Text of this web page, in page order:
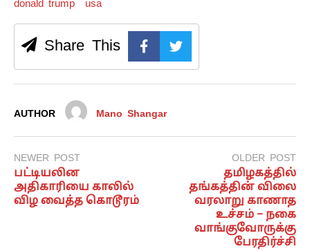
donald trump usa
Share This
AUTHOR Mano Shangar
NEWER POST
பட்டியலின
அதிகாரியை காலில்
விழ வைத்த கொடூரம்
OLDER POST
தமிழகத்தில்
தங்கத்தின் விலை
வரலாறு காணாத
உச்சம் – நகை
வாங்குவோருக்கு
பேரதிர்ச்சி